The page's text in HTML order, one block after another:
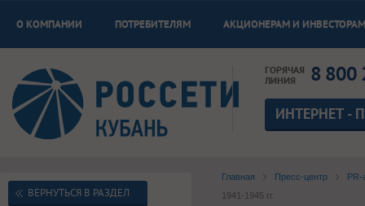
О КОМПАНИИ ПОТРЕБИТЕЛЯМ АКЦИОНЕРАМ И ИНВЕСТОРАМ
ГОРЯЧАЯ
ЛИНИЯ
8 800
ИНТЕРНЕТ -
Главная Пресс-центр
PR-
1941-1945 гг.
ВЕРНУТЬСЯ В РАЗДЕЛ